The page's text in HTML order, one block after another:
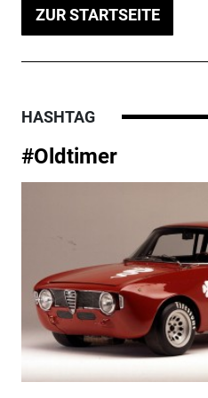
ZUR STARTSEITE
HASHTAG
#Oldtimer